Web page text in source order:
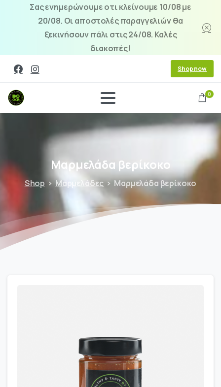
Σας ενημερώνουμε οτι κλείνουμε 10/08 με
20/08. Οι αποστολές παραγγελιών θα
ξεκινήσουν πάλι στις 24/08. Καλές
διακοπές!
Shop now
0
Μαρμελάδα βερίκοκο
Shop Μαρμελάδες Μαρμελάδα βερίκοκο